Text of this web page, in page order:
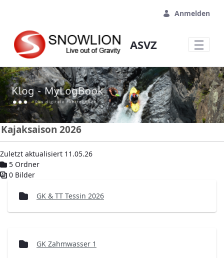
Anmelden
ASVZ
Kajaksaison 2026
Zuletzt aktualisiert 11.05.26
5 Ordner
0 Bilder
GK & TT Tessin 2026
GK Zahmwasser 1